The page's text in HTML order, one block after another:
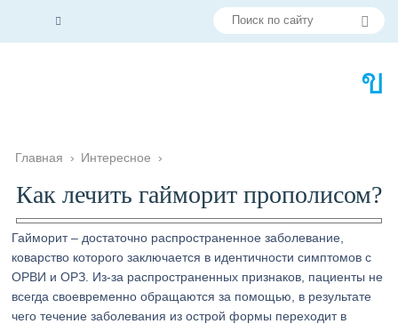
Главная › Интересное ›
Как лечить гайморит прополисом?
Гайморит – достаточно распространенное заболевание,
коварство которого заключается в идентичности симптомов с
ОРВИ и ОРЗ. Из-за распространенных признаков, пациенты не
всегда своевременно обращаются за помощью, в результате
чего течение заболевания из острой формы переходит в